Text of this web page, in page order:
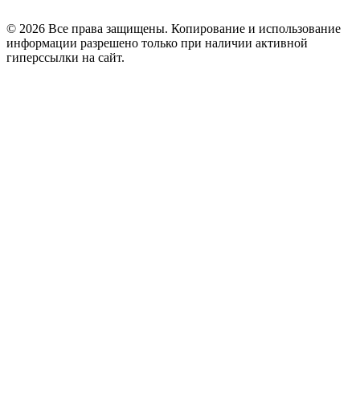
© 2026 Все права защищены. Копирование и использование
информации разрешено только при наличии активной
гиперссылки на сайт.